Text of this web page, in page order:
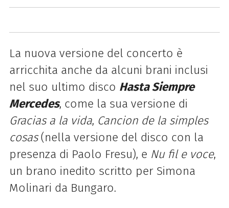
La nuova versione del concerto è
arricchita anche da alcuni brani inclusi
nel suo ultimo disco Hasta Siempre
Mercedes, come la sua versione di
Gracias a la vida, Cancion de la simples
cosas(nella versione del disco con la
presenza di Paolo Fresu), e Nu fil e voce,
un brano inedito scritto per Simona
Molinari da Bungaro.